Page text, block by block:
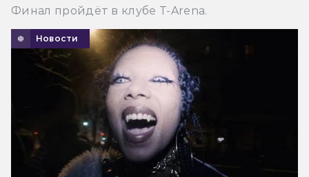
Финал пройдёт в клубе T-Arena.
Новости